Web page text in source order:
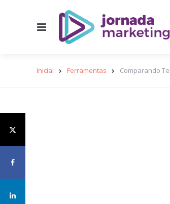
Inicial Ferramentas Comparando